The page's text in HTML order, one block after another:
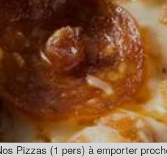
Pizzas (1 pers) à emporter